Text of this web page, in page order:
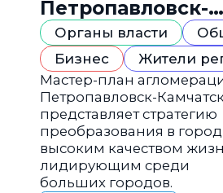
Петропавловск-
Камчатский 2030
Органы власти
Бизнес
Жители
Мастер-план
Петропавловск-
представляет стратегию
преобразования в
высоким качеством
лидирующим среди
больших городов.